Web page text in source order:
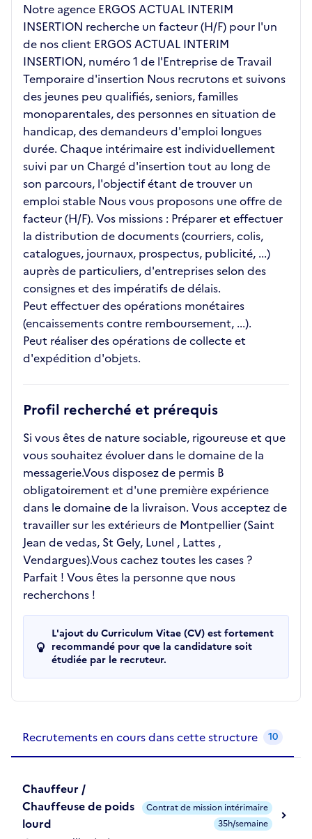
Notre agence ERGOS ACTUAL INTERIM
INSERTION recherche un facteur (H/F) pour l'un
de nos client ERGOS ACTUAL INTERIM
INSERTION, numéro 1 de l'Entreprise de Travail
Temporaire d'insertion Nous recrutons et suivons
des jeunes peu qualifiés, seniors, familles
monoparentales, des personnes en situation de
handicap, des demandeurs d'emploi longues
durée. Chaque intérimaire est individuellement
suivi par un Chargé d'insertion tout au long de
son parcours, l'objectif étant de trouver un
emploi stable Nous vous proposons une offre de
facteur (H/F). Vos missions : Préparer et effectuer
la distribution de documents (courriers, colis,
catalogues, journaux, prospectus, publicité, ...)
auprès de particuliers, d'entreprises selon des
consignes et des impératifs de délais.
Peut effectuer des opérations monétaires
(encaissements contre remboursement, ...).
Peut réaliser des opérations de collecte et
d'expédition d'objets.
Profil recherché et prérequis
Si vous êtes de nature sociable, rigoureuse et que
vous souhaitez évoluer dans le domaine de la
messagerie.Vous disposez de permis B
obligatoirement et d'une première expérience
dans le domaine de la livraison. Vous acceptez de
travailler sur les extérieurs de Montpellier (Saint
Jean de vedas, St Gely, Lunel , Lattes ,
Vendargues).Vous cachez toutes les cases ?
Parfait ! Vous êtes la personne que nous
recherchons !
L'ajout du Curriculum Vitae (CV) est fortement
recommandé pour que la candidature soit
étudiée par le recruteur.
Recrutements en cours dans cette structure 10
Chauffeur /
Chauffeuse de poids
lourd
Contrat de mission intérimaire
35h/semaine